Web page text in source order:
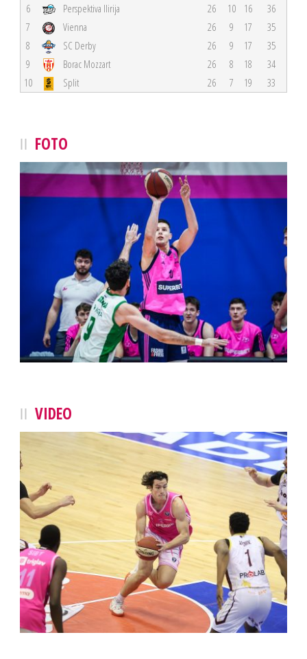
6
Perspektiva Ilirija 26 10 16
36
7
Vienna 26 9 17
35
8
SC Derby 26 9 17
35
9
Borac Mozzart 26 8 18
34
10
Split 26 7 19 33
FOTO
VIDEO